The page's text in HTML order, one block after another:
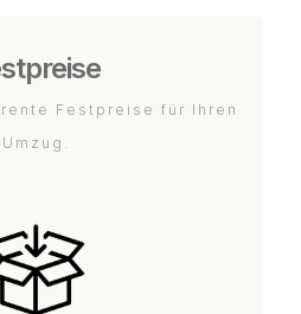
Festpreise für Ihren
Umzug.